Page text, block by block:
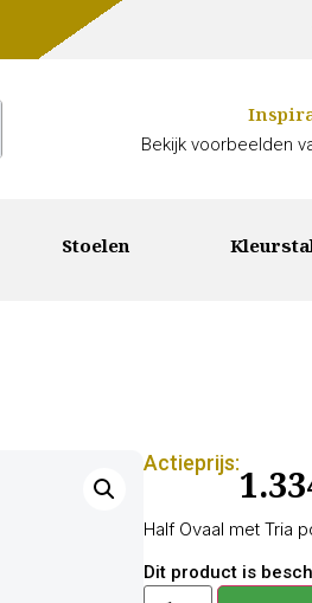
Bekijk voorbeelden
Stoelen
Actieprijs:
Half Ovaal met Tria
Dit product is